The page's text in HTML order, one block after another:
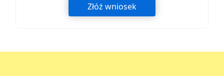
Złóż wniosek